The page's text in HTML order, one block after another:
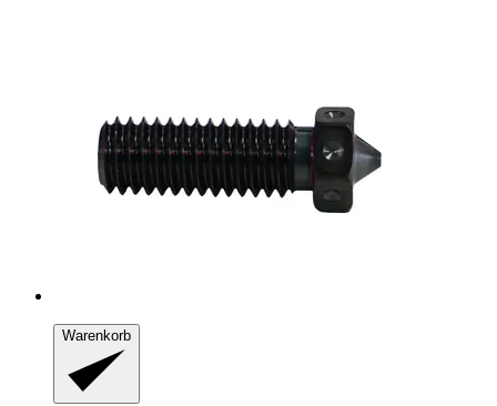
Warenkorb